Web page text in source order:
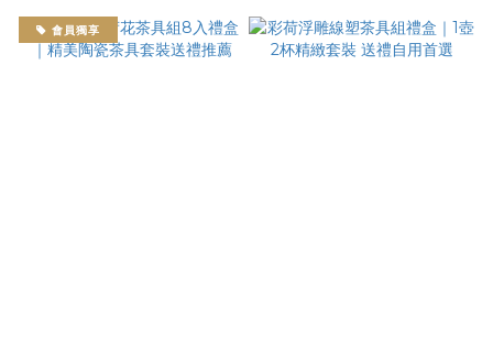
會員獨享